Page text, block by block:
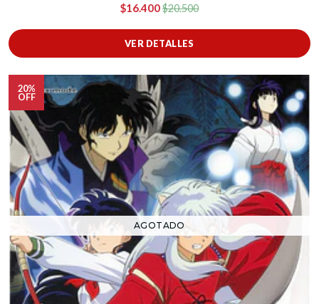
$16.400$20.500
VER DETALLES
20%
OFF
AGOTADO